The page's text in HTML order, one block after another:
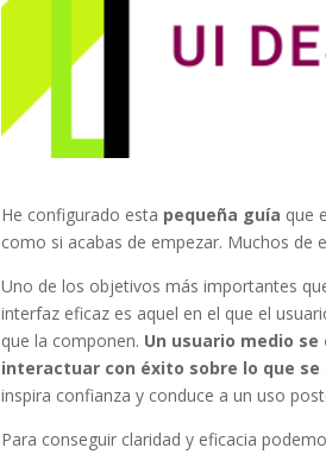
He configurado esta pequeña guía que
como si acabas de empezar. Muchos
Uno de los objetivos más importantes
interfaz eficaz es aquel en el que el
que la componen. Un usuario medio
interactuar con éxito sobre lo que
inspira confianza y conduce a un uso
Para conseguir claridad y eficacia